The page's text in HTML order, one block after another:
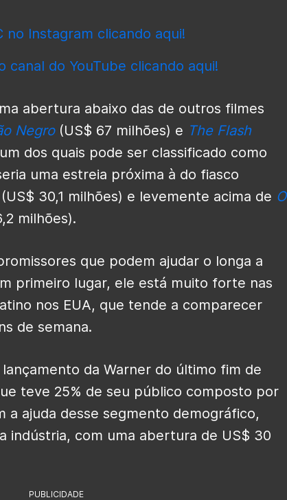
no Instagram clicando aqui!
canal do YouTube clicando aqui!
abertura abaixo das de outros filmes
Negro(US$ 67 milhões) e The Flash
dos quais pode ser classificado como
uma estreia próxima à do fiasco
30,1 milhões) e levemente acima de O
milhões).
que podem ajudar o longa a
primeiro lugar, ele está muito forte nas
nos EUA, que tende a comparecer
de semana.
da Warner do último fim de
teve 25% de seu público composto por
a ajuda desse segmento demográfico,
indústria, com uma abertura de US$ 30
PUBLICIDADE